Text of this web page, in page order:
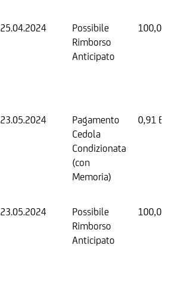
25.04.2024
Possibile
Rimborso
Anticipato
100,00
23.05.2024
Pagamento
Cedola
Condizionata
(con
Memoria)
0,91
23.05.2024
Possibile
Rimborso
Anticipato
100,00